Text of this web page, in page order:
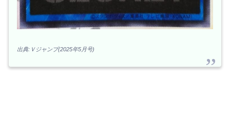
出典:Ｖジャンプ(2025年5月号)